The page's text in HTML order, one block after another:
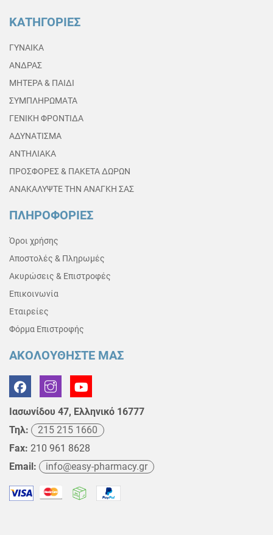
ΚΑΤΗΓΟΡΙΕΣ
ΓΥΝΑΙΚΑ
ΑΝΔΡΑΣ
ΜΗΤΕΡΑ & ΠΑΙΔΙ
ΣΥΜΠΛΗΡΩΜΑΤΑ
ΓΕΝΙΚΗ ΦΡΟΝΤΙΔΑ
ΑΔΥΝΑΤΙΣΜΑ
ΑΝΤΗΛΙΑΚΑ
ΠΡΟΣΦΟΡΕΣ & ΠΑΚΕΤΑ ΔΩΡΩΝ
ΑΝΑΚΑΛΥΨΤΕ ΤΗΝ ΑΝΑΓΚΗ ΣΑΣ
ΠΛΗΡΟΦΟΡΙΕΣ
Όροι χρήσης
Αποστολές & Πληρωμές
Ακυρώσεις & Επιστροφές
Επικοινωνία
Εταιρείες
Φόρμα Επιστροφής
ΑΚΟΛΟΥΘΗΣΤΕ ΜΑΣ
Ιασωνίδου 47, Ελληνικό 16777
Τηλ:
215 215 1660
Fax: 210 961 8628
Email:
info@easy-pharmacy.gr